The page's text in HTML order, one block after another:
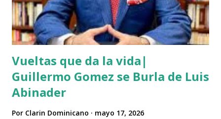
ensangrentada tirada en el lugar donde vivía, luego empredi
ó la huida. Éste es solo uno de múltiples asesinatos
cometidos por haiti...
Vueltas que da la vida|
Guillermo Gomez se Burla de Luis
Abinader
Por Clarin Dominicano mayo 17, 2026